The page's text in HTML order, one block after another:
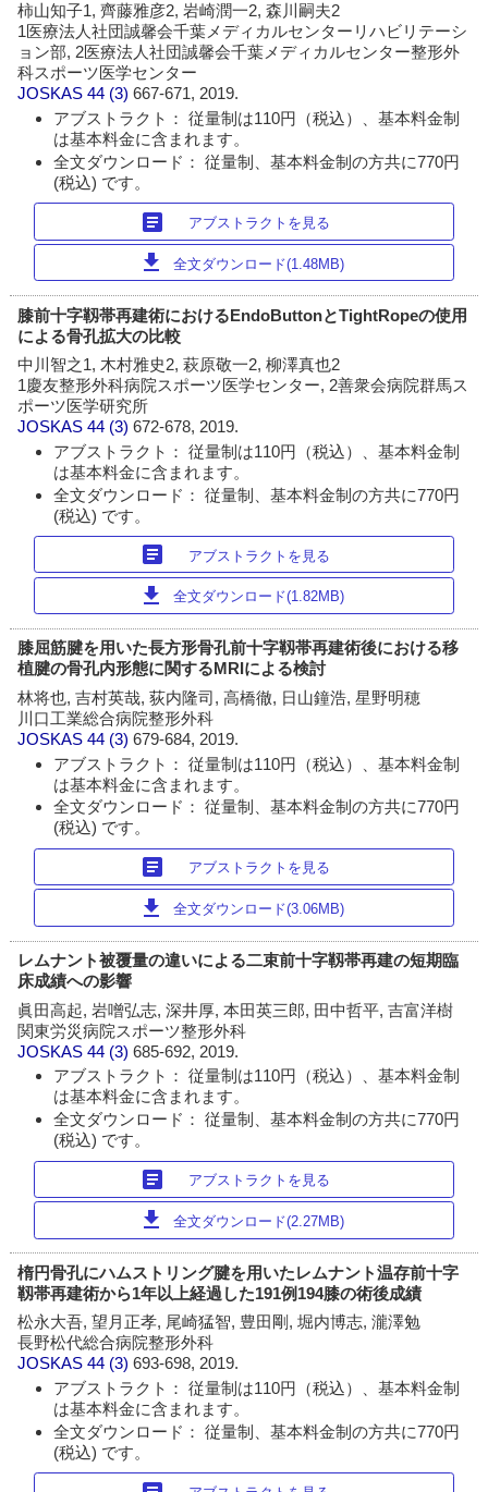
柿山知子1, 齊藤雅彦2, 岩崎潤一2, 森川嗣夫2
1医療法人社団誠馨会千葉メディカルセンターリハビリテーシ
ョン部, 2医療法人社団誠馨会千葉メディカルセンター整形外
科スポーツ医学センター
JOSKAS 44 (3)667-671, 2019.
アブストラクト： 従量制は110円（税込）、基本料金制
は基本料金に含まれます。
全文ダウンロード： 従量制、基本料金制の方共に770円
(税込) です。
article アブストラクトを見る
download 全文ダウンロード(1.48MB)
膝前十字靱帯再建術におけるEndoButtonとTightRopeの使用
による骨孔拡大の比較
中川智之1, 木村雅史2, 萩原敬一2, 柳澤真也2
1慶友整形外科病院スポーツ医学センター, 2善衆会病院群馬ス
ポーツ医学研究所
JOSKAS 44 (3)672-678, 2019.
アブストラクト： 従量制は110円（税込）、基本料金制
は基本料金に含まれます。
全文ダウンロード： 従量制、基本料金制の方共に770円
(税込) です。
article アブストラクトを見る
download 全文ダウンロード(1.82MB)
膝屈筋腱を用いた長方形骨孔前十字靱帯再建術後における移
植腱の骨孔内形態に関するMRIによる検討
林将也, 吉村英哉, 荻内隆司, 高橋徹, 日山鐘浩, 星野明穂
川口工業総合病院整形外科
JOSKAS 44 (3)679-684, 2019.
アブストラクト： 従量制は110円（税込）、基本料金制
は基本料金に含まれます。
全文ダウンロード： 従量制、基本料金制の方共に770円
(税込) です。
article アブストラクトを見る
download 全文ダウンロード(3.06MB)
レムナント被覆量の違いによる二束前十字靱帯再建の短期臨
床成績への影響
眞田高起, 岩噌弘志, 深井厚, 本田英三郎, 田中哲平, 吉富洋樹
関東労災病院スポーツ整形外科
JOSKAS 44 (3)685-692, 2019.
アブストラクト： 従量制は110円（税込）、基本料金制
は基本料金に含まれます。
全文ダウンロード： 従量制、基本料金制の方共に770円
(税込) です。
article アブストラクトを見る
download 全文ダウンロード(2.27MB)
楕円骨孔にハムストリング腱を用いたレムナント温存前十字
靱帯再建術から1年以上経過した191例194膝の術後成績
松永大吾, 望月正孝, 尾崎猛智, 豊田剛, 堀内博志, 瀧澤勉
長野松代総合病院整形外科
JOSKAS 44 (3)693-698, 2019.
アブストラクト： 従量制は110円（税込）、基本料金制
は基本料金に含まれます。
全文ダウンロード： 従量制、基本料金制の方共に770円
(税込) です。